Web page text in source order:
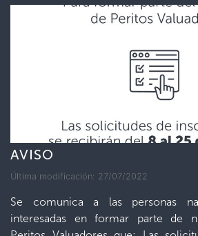
AVISO
Última modificación: 27/07/2022
Se comunica a las personas
interesadas en formar parte de